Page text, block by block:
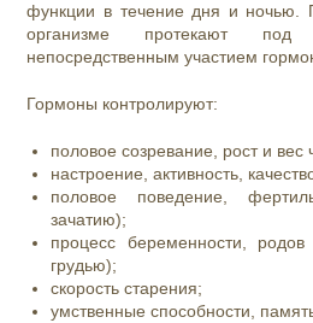
функции в течение дня и ночью.
организме протекают
непосредственным участием
Гормоны контролируют:
половое созревание, рост и вес
настроение, активность,
половое поведение,
зачатию);
процесс беременности,
грудью);
скорость старения;
умственные способности,